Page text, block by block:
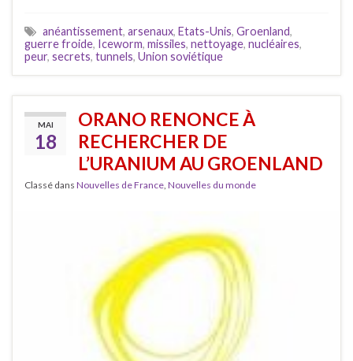
anéantissement, arsenaux, Etats-Unis, Groenland,
guerre froide, Iceworm, missiles, nettoyage, nucléaires,
peur, secrets, tunnels, Union soviétique
MAI
18
ORANO RENONCE À
RECHERCHER DE
L’URANIUM AU GROENLAND
Classé dans Nouvelles de France, Nouvelles du monde